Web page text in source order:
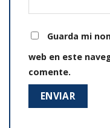
Guarda mi
web en este
comente.